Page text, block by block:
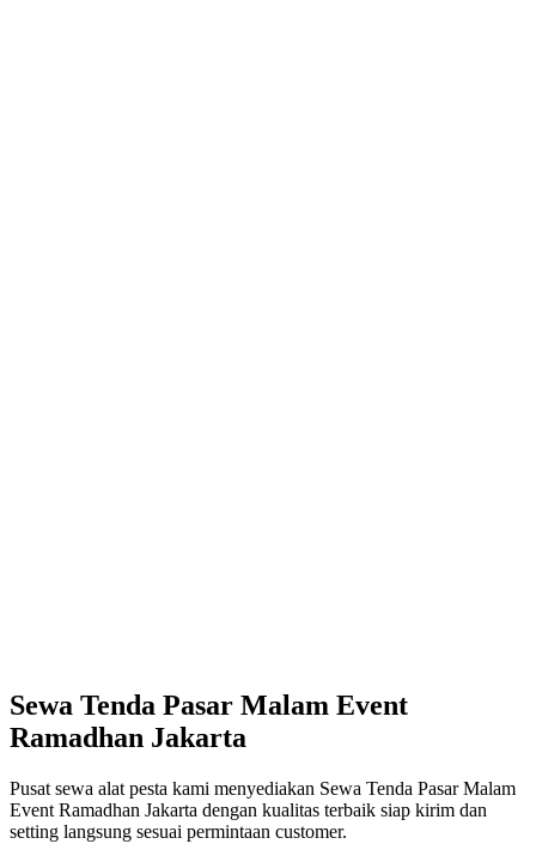
Sewa Tenda Pasar Malam Event
Ramadhan Jakarta
Pusat sewa alat pesta kami menyediakan Sewa Tenda Pasar Malam
Event Ramadhan Jakarta dengan kualitas terbaik siap kirim dan
setting langsung sesuai permintaan customer.